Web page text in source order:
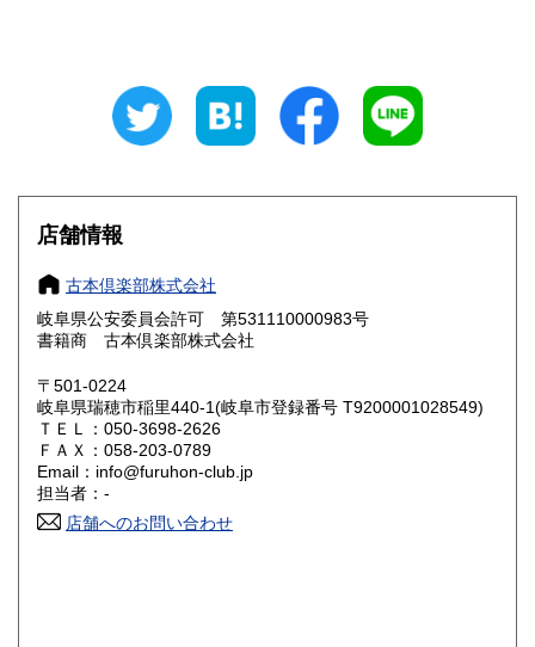
静岡県
680円 三重県
滋賀県 680円 京都府 680円
大阪府
奈良県
鳥取県 680円
岡山県 680円 広島県 680円
山口県 680円
香川県
店舗情報
古本倶楽部株式会社
岐阜県公安委員会許可 第531110000983号
書籍商 古本倶楽部株式会社
〒501-0224
岐阜県瑞穂市稲里440-1(岐阜市登録番号 T9200001028549)
ＴＥＬ：050-3698-2626
ＦＡＸ：058-203-0789
Email：info@furuhon-club.jp
担当者：-
店舗へのお問い合わせ